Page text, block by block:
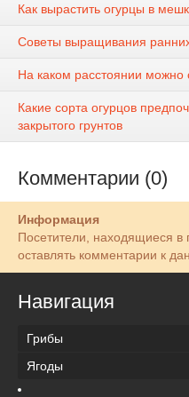
Как вырастить огурцы в
Советы выращивания
На каком расстоянии можно
Какие сорта огурцов
закрытого грунтов
Комментарии (0)
Информация
Посетители, находящиеся в
оставлять комментарии к
Навигация
Грибы
Ягоды